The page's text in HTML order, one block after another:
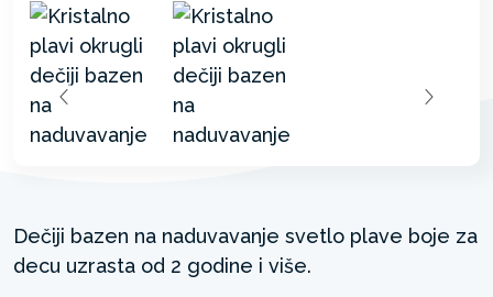
Dečiji bazen na naduvavanje svetlo plave boje za
decu uzrasta od 2 godine i više.